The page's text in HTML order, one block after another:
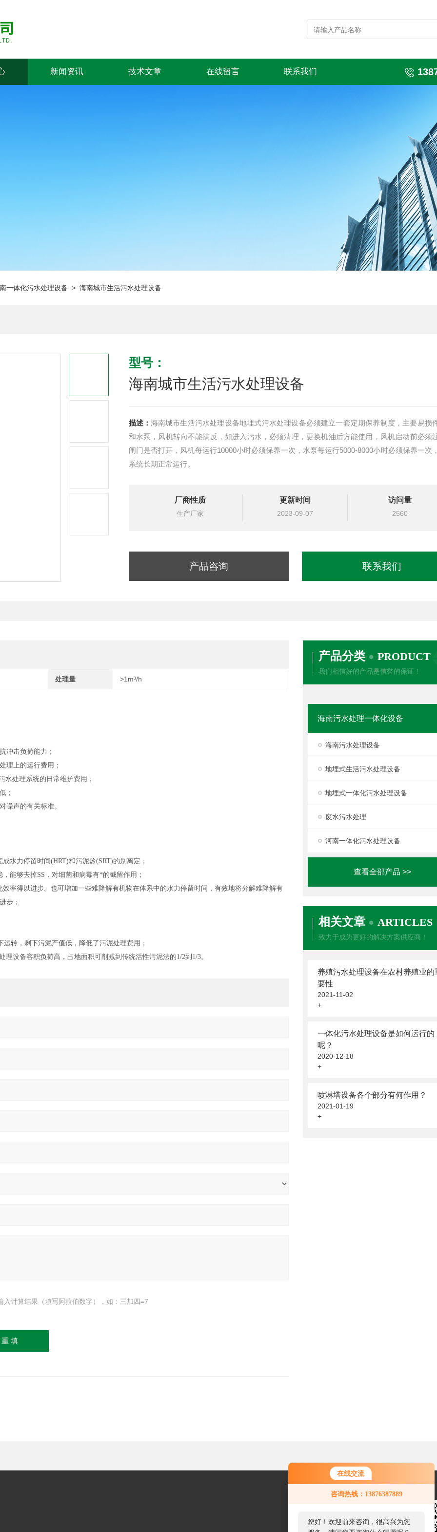
在线交流
咨询热线：13876387889
服务，请问您要咨询什么问题呢？
您好，看您停留很久了，是否找到
新闻资讯 技术文章 在线留言 联系我们
一体化污水处理设备 > 海南城市生活污水处理设备
型号：
海南城市生活污水处理设备
描述： 海南城市生活污水处理设备地埋式污水处理设备必须建立一套定期保养制度，主要易损
和水泵，风机转向不能搞反，如进入污水，必须清理，更换机油后方能使用，风机启动前必须
闸门是否打开，风机每运行10000小时必须保养一次，水泵每运行5000-8000小时必须保养一次
系统长期正常运行。
厂商性质
生产厂家
更新时间
2023-09-07
访问量
2560
产品咨询 联系我们
产品分类 PRODUCT
我们相信好的产品是信誉的保证！
海南污水处理一体化设备
海南污水处理设备
地埋式生活污水处理设备
地埋式一体化污水处理设备
废水污水处理
河南一体化污水处理设备
查看全部产品 >>
相关文章 ARTICLES
致力于成为更好的解决方案供应商！
养殖污水处理设备在农村养殖业的
要性
2021-11-02
+
一体化污水处理设备是如何运行的
呢？
2020-12-18
+
喷淋塔设备各个部分有何作用？
2021-01-19
+
处理量 >1m³/h
冲击负荷能力；
理上的运行费用；
水处理系统的日常维护费用；
；
噪声的有关标准。
水力停留时间(HRT)和污泥龄(SRT)的别离定；
能够去掉SS，对细菌和病毒有*的截留作用；
率得以进步。也可增加一些难降解有机物在体系中的水力停留时间，有效地将分解难降解有
步；
转，剩下污泥产值低，降低了污泥处理费用；
设备容积负荷高，占地面积可削减到传统活性污泥法的1/2到1/3。
入计算结果（填写阿拉伯数字），如：三加四=7